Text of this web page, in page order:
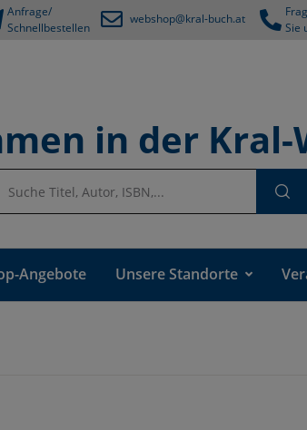
Anfrage/
Schnellbestellen
webshop@kral-buch.at
Sie
in der Kral-
Angebote Unsere Standorte